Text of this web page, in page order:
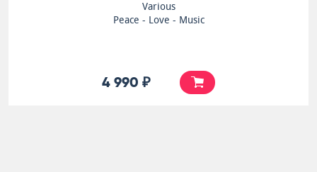
Various
Peace - Love - Music
4 990 ₽